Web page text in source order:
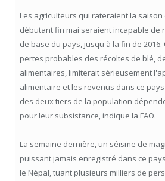
Les agriculteurs qui rateraient la
débutant fin mai seraient incapable de
de base du pays, jusqu'à la fin de 2016.
pertes probables des récoltes de blé,
alimentaires, limiterait sérieusement
alimentaire et les revenus dans ce
des deux tiers de la population
pour leur subsistance, indique la FAO.
La semaine dernière, un séisme de
puissant jamais enregistré dans ce
le Népal, tuant plusieurs milliers de